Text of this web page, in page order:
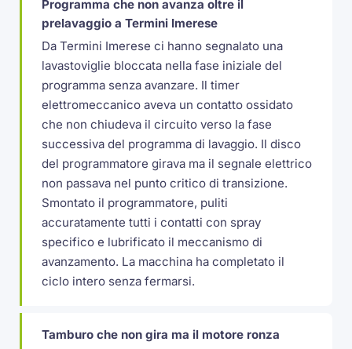
Programma che non avanza oltre il
prelavaggio a Termini Imerese
Da Termini Imerese ci hanno segnalato una
lavastoviglie bloccata nella fase iniziale del
programma senza avanzare. Il timer
elettromeccanico aveva un contatto ossidato
che non chiudeva il circuito verso la fase
successiva del programma di lavaggio. Il disco
del programmatore girava ma il segnale elettrico
non passava nel punto critico di transizione.
Smontato il programmatore, puliti
accuratamente tutti i contatti con spray
specifico e lubrificato il meccanismo di
avanzamento. La macchina ha completato il
ciclo intero senza fermarsi.
Tamburo che non gira ma il motore ronza